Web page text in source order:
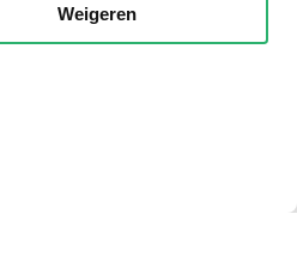
Weigeren